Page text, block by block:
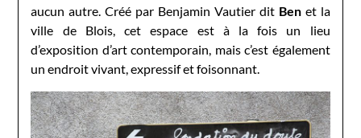
aucun autre. Créé par Benjamin Vautier dit Benet la
ville de Blois, cet espace est à la fois un lieu
d’exposition d’art contemporain, mais c’est également
un endroit vivant, expressif et foisonnant.